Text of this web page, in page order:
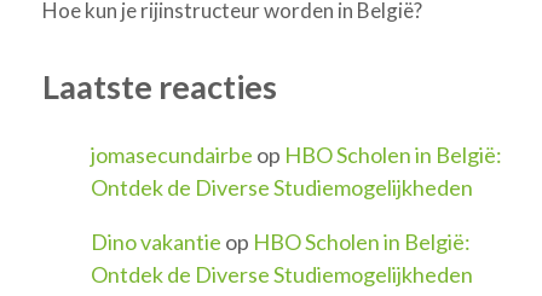
Hoe kun je rijinstructeur worden in België?
Laatste reacties
jomasecundairbe op HBO Scholen in België:
Ontdek de Diverse Studiemogelijkheden
Dino vakantie op HBO Scholen in België:
Ontdek de Diverse Studiemogelijkheden